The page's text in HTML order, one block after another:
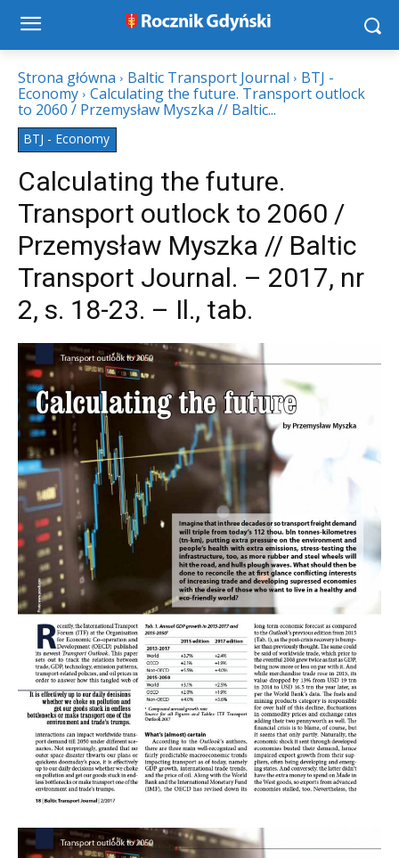
Strona główna Baltic Transport Journal
BTJ -
Economy Calculating the future. Transport outlock
to 2060 / Przemysław Myszka // Baltic...
BTJ - Economy
Calculating the future.
Transport outlock to 2060 /
Przemysław Myszka // Baltic
Transport Journal. – 2017, nr
2, s. 18-23. – Il., tab.